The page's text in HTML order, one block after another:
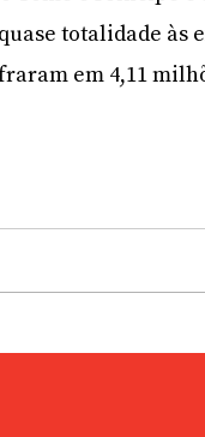
totalidade às
em 4,11